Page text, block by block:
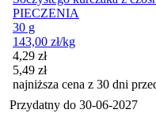
PIECZENIA
30 g
143,00 zł/kg
Cena promocyjna
4,29 zł
5,49 zł
najniższa cena z 30 dni
Przydatny do 30-06-2027